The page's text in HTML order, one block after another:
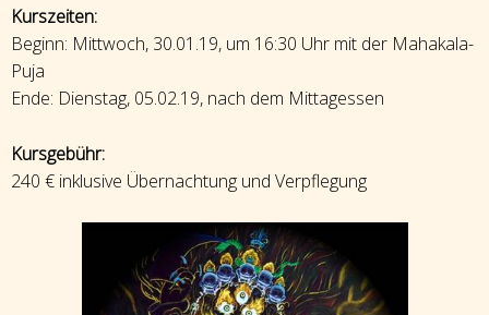
Kurszeiten:
Beginn: Mittwoch, 30.01.19, um 16:30 Uhr mit der Mahakala-
Puja
Ende: Dienstag, 05.02.19, nach dem Mittagessen
Kursgebühr:
240 € inklusive Übernachtung und Verpflegung